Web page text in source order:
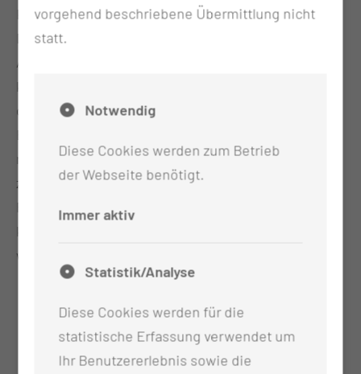
Kleidung getragen werden kann stabilisiert werden.
Dieses System führt zudem bei längerer
Anwendung über Monate und Jahre zu einer
kontinuierlichen Zunahme von Penislänge und -
durchmesser. Die Penisverdickung führen wir mit
Eigenfetttransfer durch, wobei das Fettgewebe
mittels Liposuction gewonnen wird, um dann
zirkulär zwischen Schwellkörper und
Penisschafthaut verteilt zu werden. Dies Vorgehen
kann ggf. im Abstand von 6 Monaten mehrfach
wiederholt werden.
vorgehend beschriebene Übermittlung nicht
statt.
Notwendig
Diese Cookies werden zum Betrieb
der Webseite benötigt.
Immer aktiv
Statistik/Analyse
Diese Cookies werden für die
statistische Erfassung verwendet um
Ihr Benutzererlebnis sowie die